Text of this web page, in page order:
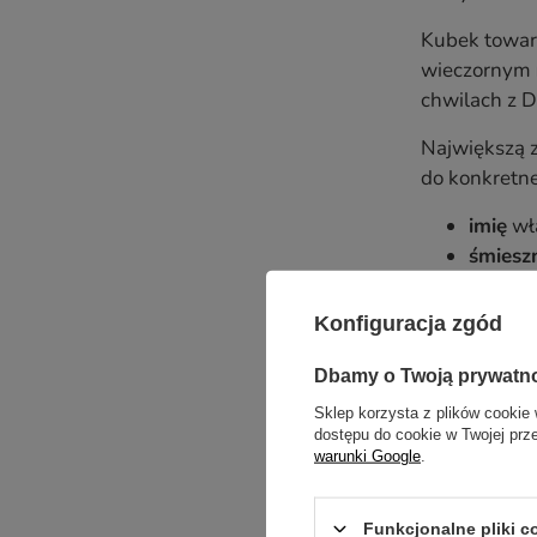
Kubek
wieczornym
chwilach z
Największą
do
imię
datę
To
przydaje
Najlepsze
Pomysł
Konfiguracja zgód
Dbamy o Twoją
Sklep korzysta z plików cookie
dostępu do cookie w Twojej
warunki Google
Funkcjonalne pliki